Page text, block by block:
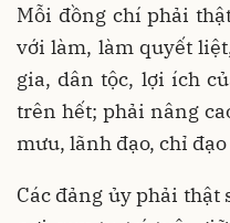
Mỗi đồng chí phải
với làm, làm quyết
gia, dân tộc, lợi ích
trên hết; phải nâng
mưu, lãnh đạo, chỉ
Các đảng ủy phải thật